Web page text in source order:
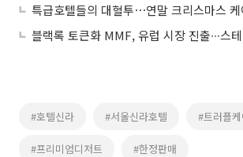
특급호텔들의 대혈투⋯연말 크리스마스 케
블랙록 토큰화 MMF, 유럽 시장 진출∙∙∙스
#호텔신라 #서울신라호텔 #트러플
#프리미엄디저트 #한정판매